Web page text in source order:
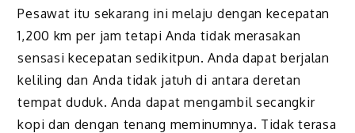
Pesawat itu sekarang ini melaju dengan kecepatan
1,200 km per jam tetapi Anda tidak merasakan
sensasi kecepatan sedikitpun. Anda dapat berjalan
keliling dan Anda tidak jatuh di antara deretan
tempat duduk. Anda dapat mengambil secangkir
kopi dan dengan tenang meminumnya. Tidak terasa